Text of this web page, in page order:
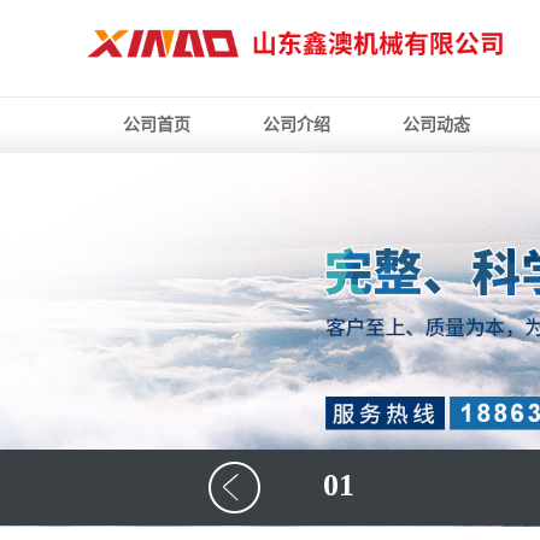
公司首页 公司介绍 公司动态
01